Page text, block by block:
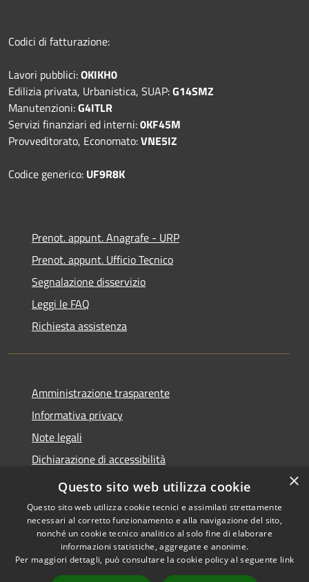
Codici di fatturazione:
Lavori pubblici:OKIKH0
Edilizia privata, Urbanistica, SUAP:G14SMZ
Manutenzioni:G4ITLR
Servizi finanziari ed interni:0KF45M
Provveditorato, Economato:VNE5IZ
Codice generico: UF9R8K
Prenot. appunt. Anagrafe - URP
Prenot. appunt. Ufficio Tecnico
Segnalazione disservizio
Leggi le FAQ
Richiesta assistenza
Amministrazione trasparente
Informativa privacy
Note legali
Dichiarazione di accessibilità
Whistleblowing
Accessibilità
Copyright © 2026 • Comune di
Certaldo • Powered by
×
Questo sito web utilizza cookie
Questo sito web utilizza cookie tecnici e assimilati strettamente
necessari al corretto funzionamento e alla navigazione del sito,
nonché un cookie tecnico analitico al solo fine di elaborare
informazioni statistiche, aggregate e anonime.
Per maggiori dettagli, può consultare la cookie policy al seguente link